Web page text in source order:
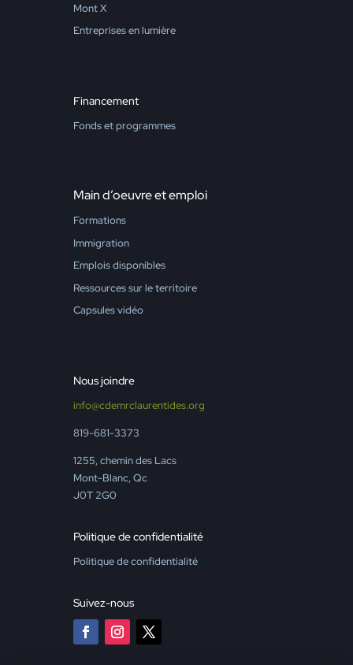
Mont X
Entreprises en lumière
Financement
Fonds et programmes
Main d’oeuvre et emploi
Formations
Immigration
Emplois disponibles
Ressources sur le territoire
Capsules vidéo
Nous joindre
info@cdemrclaurentides.org
819-681-3373
1255, chemin des Lacs
Mont-Blanc, Qc
J0T 2G0
Politique de confidentialité
Politique de confidentialité
Suivez-nous